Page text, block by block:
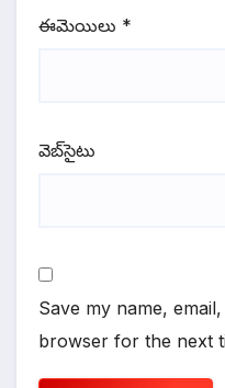
ఈమెయిలు *
వెబ్‌సైటు
Save my name,
browser for the next